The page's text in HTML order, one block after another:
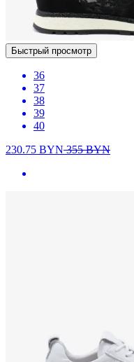
Быстрый просмотр
36
37
38
39
40
230.75 BYN355BYN